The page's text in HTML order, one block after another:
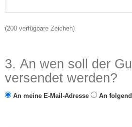
(200 verfügbare Zeichen)
3. An wen soll der
versendet werden?
An meine E-Mail-Adresse An